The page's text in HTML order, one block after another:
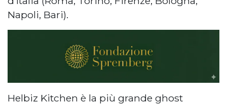
Napoli, Bari).
Helbiz Kitchen è la più grande ghost